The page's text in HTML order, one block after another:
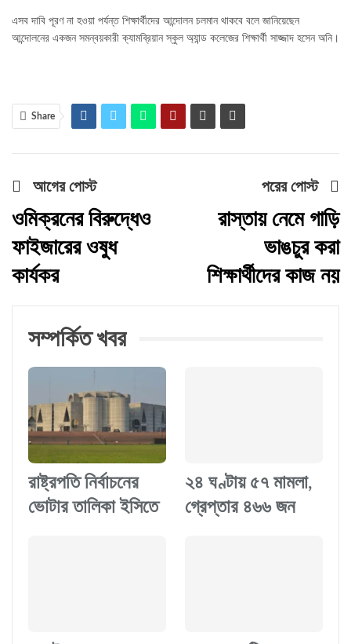
এসব দাবি পূরণ না হওয়া পর্যন্ত শিক্ষার্থীদের আন্দোলন চলমান থাকবে বলে জানিয়েছেন
আন্দোলনের একজন সমন্বয়কারী ক্যামব্রিয়ান স্কুল অ্যান্ড কলেজের শিক্ষার্থী সাজ্জাদ হসেন অনি।
Share
আগের পোস্ট
ওমিক্রনের বিরুদ্ধেও
ফাইজারের ওষুধ
কার্যকর
পরের পোস্ট
রাস্তায় নেমে গাড়ি
ভাঙচুর করা
শিক্ষার্থীদের কাজ নয়
সম্পর্কিত খবর
রাষ্ট্রপতি নির্বাচনের
ভোটার তালিকা ইসিতে
২৪ ঘণ্টায় ৫৭ মামলা,
গ্রেপ্তার ৪৬৬ জন